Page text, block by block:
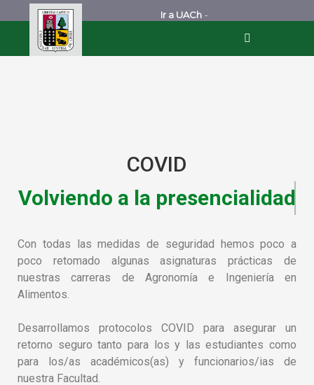
Ir a UACh -
COVID
Volviendo a la presencialidad
Con todas las medidas de seguridad hemos poco a
poco retomado algunas asignaturas prácticas de
nuestras carreras de Agronomía e Ingeniería en
Alimentos.
Desarrollamos protocolos COVID para asegurar un
retorno seguro tanto para los y las estudiantes como
para los/as académicos(as) y funcionarios/ias de
nuestra Facultad.